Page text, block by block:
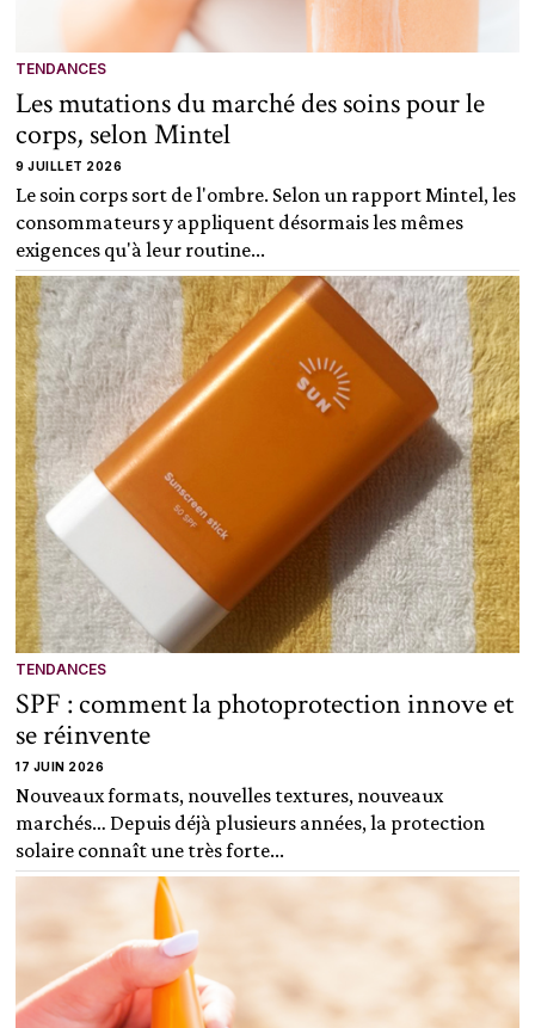
TENDANCES
Les mutations du marché des soins pour le
corps, selon Mintel
9 JUILLET 2026
Le soin corps sort de l'ombre. Selon un rapport Mintel, les
consommateurs y appliquent désormais les mêmes
exigences qu'à leur routine...
TENDANCES
SPF : comment la photoprotection innove et
se réinvente
17 JUIN 2026
Nouveaux formats, nouvelles textures, nouveaux
marchés… Depuis déjà plusieurs années, la protection
solaire connaît une très forte...